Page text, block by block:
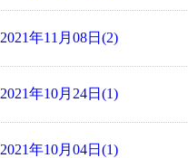
2021年11月08日(2)
2021年10月24日(1)
2021年10月04日(1)